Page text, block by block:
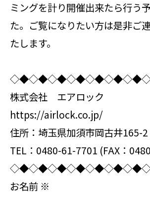
ミングを計り開催出来たら行う
た。ご覧になりたい方は是非ご
たします。
株式会社 エアロック
https://airlock.co.jp/
住所：埼玉県加須市岡古井165-2
TEL：0480-61-7701 (FAX：
お名前 ※